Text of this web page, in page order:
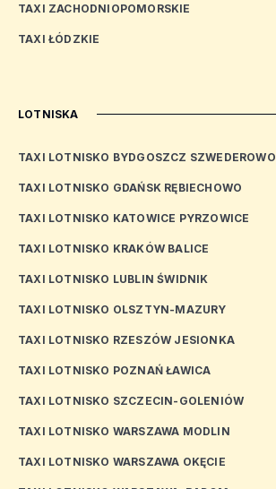
TAXI ZACHODNIOPOMORSKIE
TAXI ŁÓDZKIE
LOTNISKA
TAXI LOTNISKO BYDGOSZCZ SZWEDEROWO
TAXI LOTNISKO GDAŃSK RĘBIECHOWO
TAXI LOTNISKO KATOWICE PYRZOWICE
TAXI LOTNISKO KRAKÓW BALICE
TAXI LOTNISKO LUBLIN ŚWIDNIK
TAXI LOTNISKO OLSZTYN-MAZURY
TAXI LOTNISKO RZESZÓW JESIONKA
TAXI LOTNISKO POZNAŃ ŁAWICA
TAXI LOTNISKO SZCZECIN-GOLENIÓW
TAXI LOTNISKO WARSZAWA MODLIN
TAXI LOTNISKO WARSZAWA OKĘCIE